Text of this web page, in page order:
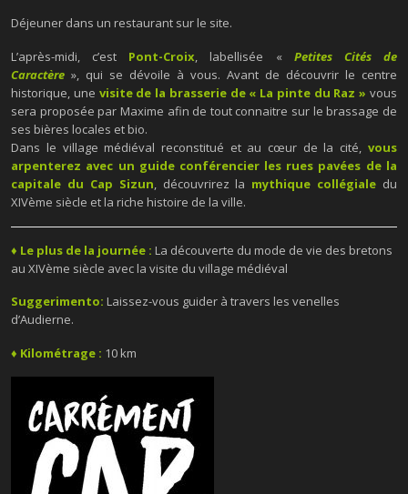
Déjeuner dans un restaurant sur le site.
L’après-midi, c’est Pont-Croix , labellisée « Petites Cités de
Caractère », qui se dévoile à vous. Avant de découvrir le centre
historique, une visite de la brasserie de « La pinte du Raz » vous
sera proposée par Maxime afin de tout connaitre sur le brassage de
ses bières locales et bio.
Dans le village médiéval reconstitué et au cœur de la cité, vous
arpenterez avec un guide conférencier les rues pavées de la
capitale du Cap Sizun , découvrirez la mythique collégialedu
XIVème siècle et la riche histoire de la ville.
♦ Le plus de la journée : La découverte du mode de vie des bretons
au XIVème siècle avec la visite du village médiéval
Suggerimento: Laissez-vous guider à travers les venelles
d’Audierne.
♦ Kilométrage : 10 km